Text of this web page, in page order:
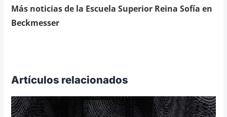
Más noticias de la Escuela Superior Reina Sofía en
Beckmesser
Artículos relacionados